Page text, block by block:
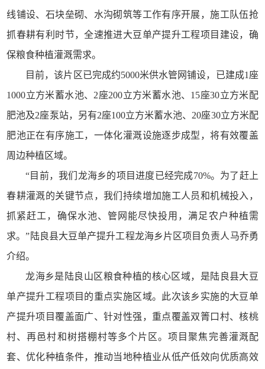
线铺设、石块垒砌、水沟砌筑等工作有序开展，施工队伍抢
抓春耕有利时节，全速推进大豆单产提升工程项目建设，确
保粮食种植灌溉需求。
目前，该片区已完成约5000米供水管网铺设，已建成1座
1000立方米蓄水池、2座200立方米蓄水池、15座30立方米配
肥池及2座泵站，另有2座100立方米蓄水池、20座30立方米配
肥池正在有序施工，一体化灌溉设施逐步成型，将有效覆盖
周边种植区域。
“目前，我们龙海乡的项目进度已经完成70%。为了赶上
春耕灌溉的关键节点，我们持续增加施工人员和机械投入，
抓紧赶工，确保水池、管网能尽快投用，满足农户种植需
求。”陆良县大豆单产提升工程龙海乡片区项目负责人马乔勇
介绍。
龙海乡是陆良山区粮食种植的核心区域，是陆良县大豆
单产提升工程项目的重点实施区域。此次该乡实施的大豆单
产提升项目覆盖面广、针对性强，重点覆盖双箐口村、核桃
村、再邑村和树搭棚村等多个片区。项目聚焦完善灌溉配
套、优化种植条件，推动当地种植业从低产低效向优质高效